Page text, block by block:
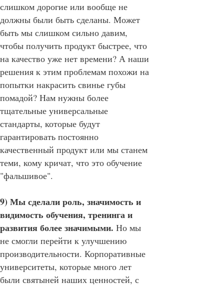
слишком дорогие или вообще не
должны были быть сделаны. Может
быть мы слишком сильно давим,
чтобы получить продукт быстрее, что
на качество уже нет времени? А наши
решения к этим проблемам похожи на
попытки накрасить свинье губы
помадой? Нам нужны более
тщательные универсальные
стандарты, которые будут
гарантировать постоянно
качественный продукт или мы станем
теми, кому кричат, что это обучение
"фальшивое".
9) Мы сделали роль, значимость и
видимость обучения, тренинга и
развития более значимыми. Но мы
не смогли перейти к улучшению
производительности. Корпоративные
университеты, которые много лет
были святыней наших ценностей, с